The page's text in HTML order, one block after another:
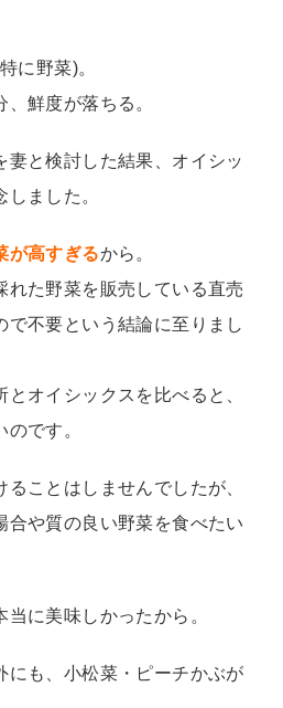
に野菜)。
、鮮度が落ちる。
妻と検討した結果、オイシッ
ました。
が高すぎるから。
れた野菜を販売している直売
で不要という結論に至りまし
オイシックスを比べると、
です。
ことはしませんでしたが、
合や質の良い野菜を食べたい
に美味しかったから。
にも、小松菜・ピーチかぶが